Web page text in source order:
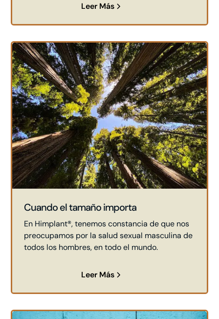
Leer Más
Cuando el tamaño importa
En Himplant®, tenemos constancia de que nos
preocupamos por la salud sexual masculina de
todos los hombres, en todo el mundo.
Leer Más